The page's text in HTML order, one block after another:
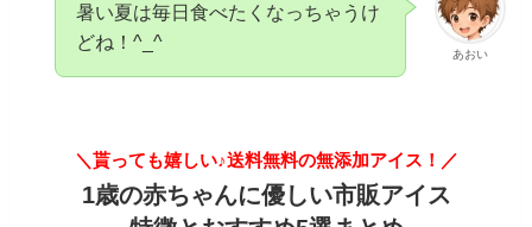
あおい
暑い夏は毎日食べたくなっちゃうけ
どね！^_^
＼貰っても嬉しい♪送料無料の無添加アイス！／
1歳の赤ちゃんに優しい市販アイス